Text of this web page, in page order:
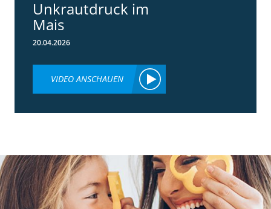
Unkrautdruck im
Mais
20.04.2026
VIDEO ANSCHAUEN